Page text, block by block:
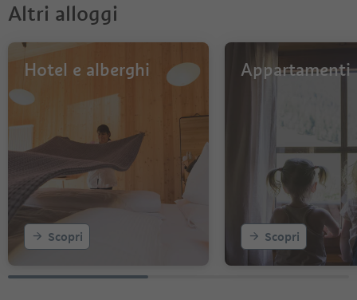
Altri alloggi
Hotel e alberghi
Scopri
Appartamenti
Scopri